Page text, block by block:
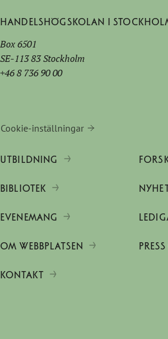
Handelshögskolan i
Box 6501
SE-113 83 Stockholm
+46 8 736 90 00
Cookie-inställningar
UTBILDNING
BIBLIOTEK
EVENEMANG
OM WEBBPLATSEN
KONTAKT